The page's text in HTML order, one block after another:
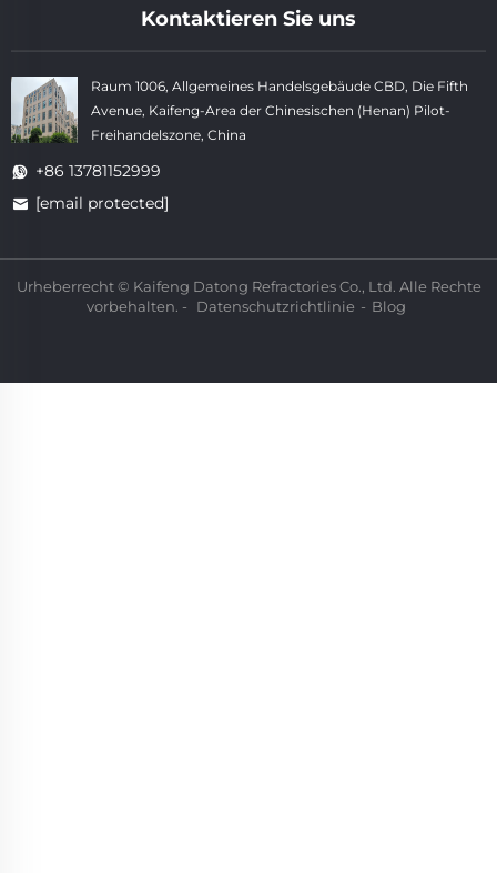
Kontaktieren Sie uns
Raum 1006, Allgemeines Handelsgebäude CBD, Die Fifth
Avenue, Kaifeng-Area der Chinesischen (Henan) Pilot-
Freihandelszone, China
+86 13781152999
[email protected]
Urheberrecht © Kaifeng Datong Refractories Co., Ltd. Alle Rechte
vorbehalten. -
Datenschutzrichtlinie - Blog